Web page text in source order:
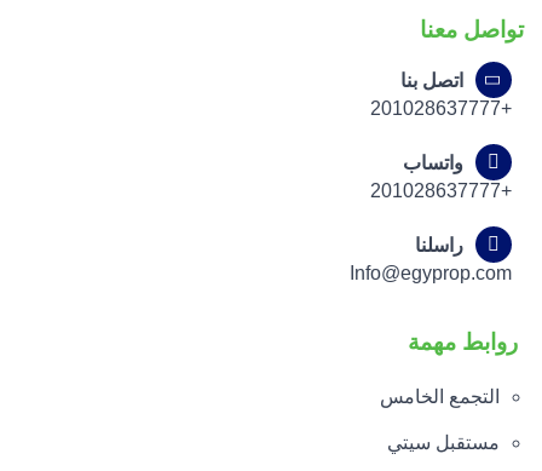
تواصل معنا
اتصل بنا
+201028637777
واتساب
+201028637777
راسلنا
Info@egyprop.com
روابط مهمة
التجمع الخامس
مستقبل سيتي